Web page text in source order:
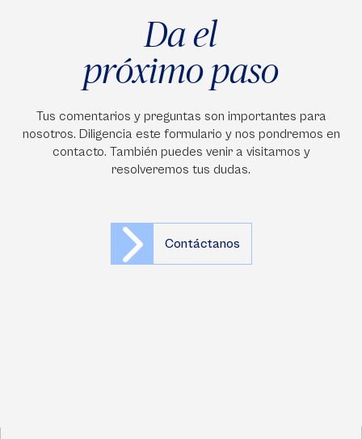
Da el
próximo paso
Tus comentarios y preguntas son importantes para
nosotros. Diligencia este formulario y nos pondremos en
contacto. También puedes venir a visitarnos y
resolveremos tus dudas.
Contáctanos